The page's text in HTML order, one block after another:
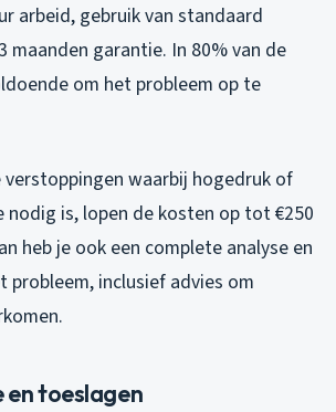
arbeid, gebruik van standaard
maanden garantie. In 80% van de
om het probleem op te
verstoppingen waarbij hogedruk of
nodig is, lopen de kosten op tot €250
heb je ook een complete analyse en
probleem, inclusief advies om
en toeslagen